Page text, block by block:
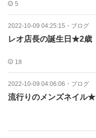
5
2022-10-09 04:25:15 ・ ブログ
レオ店長の誕生日★2歳
18
2022-10-09 04:06:06 ・ ブログ
流行りのメンズネイル★